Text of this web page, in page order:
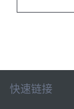
快速链接